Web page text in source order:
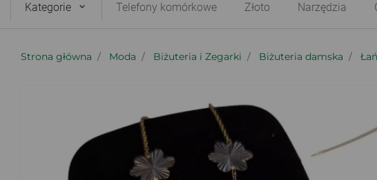
Kategorie Telefony komórkowe Złoto Narzędzia
Strona główna Moda Biżuteria i Zegarki Biżuteria damska